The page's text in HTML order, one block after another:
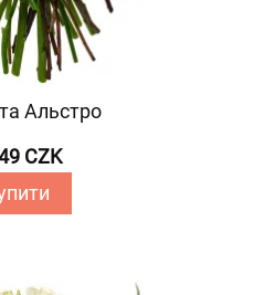
Альстро
CZK